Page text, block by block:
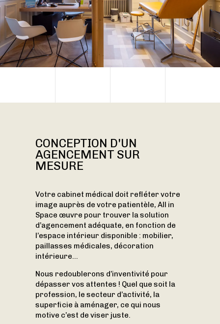
CONCEPTION D'UN
AGENCEMENT SUR
MESURE
Votre cabinet médical doit refléter votre
image auprès de votre patientèle, All in
Space œuvre pour trouver la solution
d’agencement adéquate, en fonction de
l’espace intérieur disponible : mobilier,
paillasses médicales, décoration
intérieure…
Nous redoublerons d’inventivité pour
dépasser vos attentes ! Quel que soit la
profession, le secteur d’activité, la
superficie à aménager, ce qui nous
motive c’est de viser juste.